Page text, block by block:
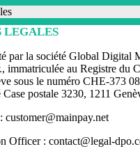
LEGALES
par la société Global Digital
immatriculée au Registre du
sous le numéro CHE-373
Case postale 3230, 1211
customer@mainpay.net
Officer : contact@legal-